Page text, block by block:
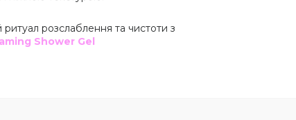
розслаблення та чистоти з
Shower Gel